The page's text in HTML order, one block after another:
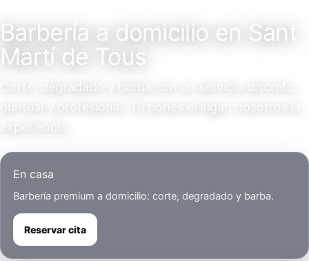
Barbería a domicilio en Sant
Martí de Tous
Corte, degradado y barba con un servicio discreto,
puntual y profesional. Tú pones el lugar, nosotros la
En casa
Barbería premium a domicilio: corte, degradado y barba.
Reservar cita